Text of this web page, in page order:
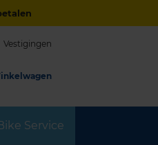
Service
Vestigingen